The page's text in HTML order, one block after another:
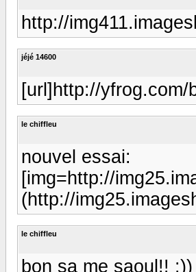
http://
jéjé 14600
[url]http://yfrog.com/
le chiffleu
nouvel essai:
[img=http://
(http://
le chiffleu
bon sa me saoul!!